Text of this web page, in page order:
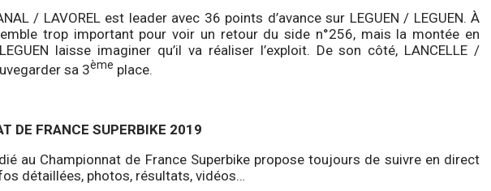
/ LAVOREL est leader avec 36 points d’avance sur LEGUEN / LEGUEN. À
trop important pour voir un retour du side n°256, mais la montée en
laisse imaginer qu’il va réaliser l’exploit. De son côté, LANCELLE /
sa 3ème place.
DE FRANCE SUPERBIKE 2019
au Championnat de France Superbike propose toujours de suivre en direct
détaillées, photos, résultats, vidéos…